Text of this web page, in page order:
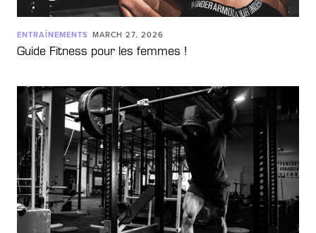
ENTRAÎNEMENTS MARCH 27, 2026
Guide Fitness pour les femmes !